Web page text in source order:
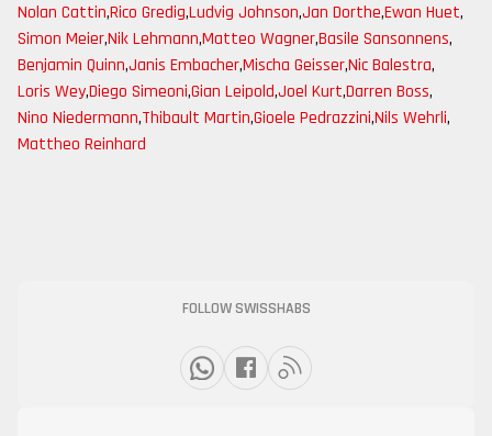
Nolan Cattin,Rico Gredig,Ludvig Johnson,Jan Dorthe,Ewan Huet,
Simon Meier,Nik Lehmann,Matteo Wagner,Basile Sansonnens,
Benjamin Quinn,Janis Embacher,Mischa Geisser,Nic Balestra,
Loris Wey,Diego Simeoni,Gian Leipold,Joel Kurt,Darren Boss,
Nino Niedermann,Thibault Martin,Gioele Pedrazzini,Nils Wehrli,
Mattheo Reinhard
FOLLOW SWISSHABS